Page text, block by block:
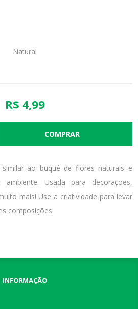
Natural
R$ 4,99
ao buquê de flores naturais e
Usada para decorações,
mais! Use a criatividade para levar
composições.
INFORMAÇÃO